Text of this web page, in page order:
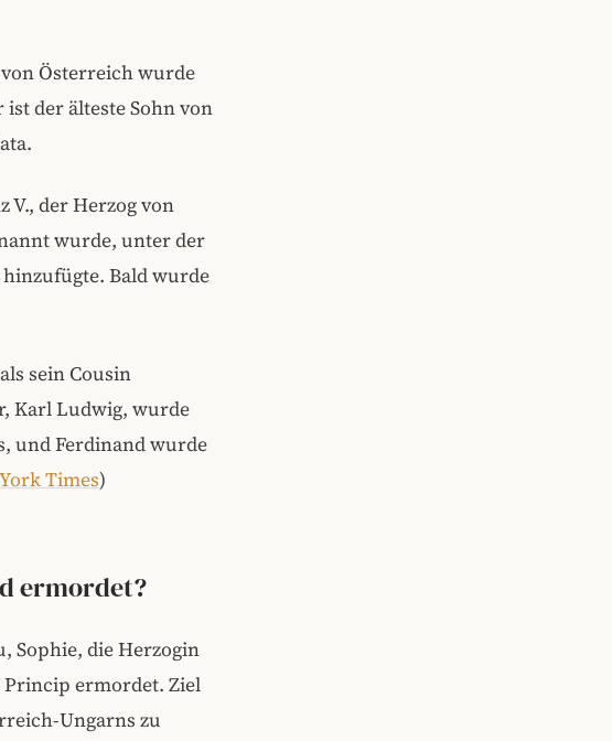
Österreich wurde
ist der älteste Sohn von
V., der Herzog von
wurde, unter der
Bald wurde
sein Cousin
Karl Ludwig, wurde
undFerdinand wurde
Times)
ermordet?
Sophie, die Herzogin
Princip ermordet. Ziel
Ungarns zu